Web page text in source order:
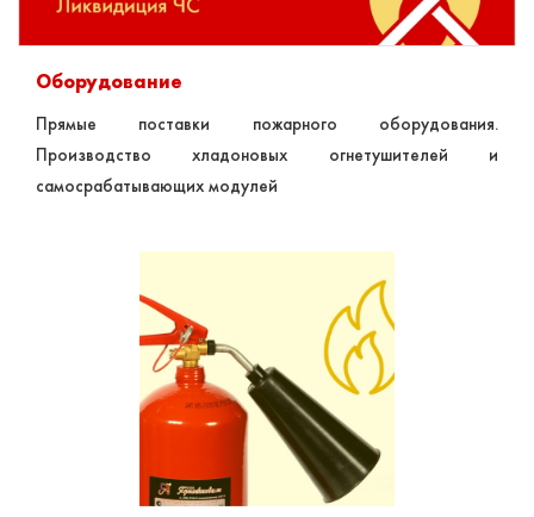
Оборудование
Прямые поставки пожарного оборудования.
Производство хладоновых огнетушителей и
самосрабатывающих модулей